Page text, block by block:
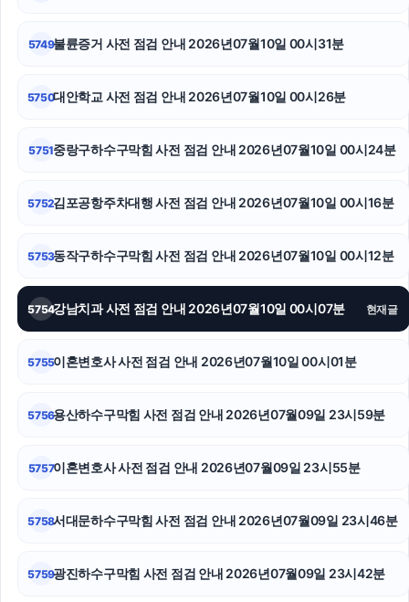
하남하수구막힘
인스타그램 좋아요
김포공항주차대행
이혼소송
5749불륜증거 사전 점검 안내 2026년07월10일 00시31분
5750대안학교 사전 점검 안내 2026년07월10일 00시26분
5751중랑구하수구막힘 사전 점검 안내 2026년07월10일 00시24분
5752김포공항주차대행 사전 점검 안내 2026년07월10일 00시16분
5753동작구하수구막힘 사전 점검 안내 2026년07월10일 00시12분
5754강남치과 사전 점검 안내 2026년07월10일 00시07분 현재글
5755이혼변호사 사전 점검 안내 2026년07월10일 00시01분
5756용산하수구막힘 사전 점검 안내 2026년07월09일 23시59분
5757이혼변호사 사전 점검 안내 2026년07월09일 23시55분
5758서대문하수구막힘 사전 점검 안내 2026년07월09일 23시46분
5759광진하수구막힘 사전 점검 안내 2026년07월09일 23시42분